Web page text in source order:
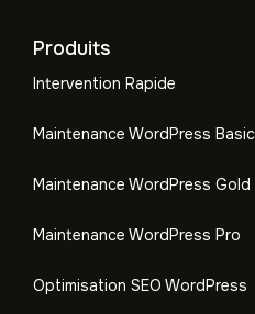
Produits
Intervention Rapide
Maintenance WordPress Basic
Maintenance WordPress Gold
Maintenance WordPress Pro
Optimisation SEO WordPress